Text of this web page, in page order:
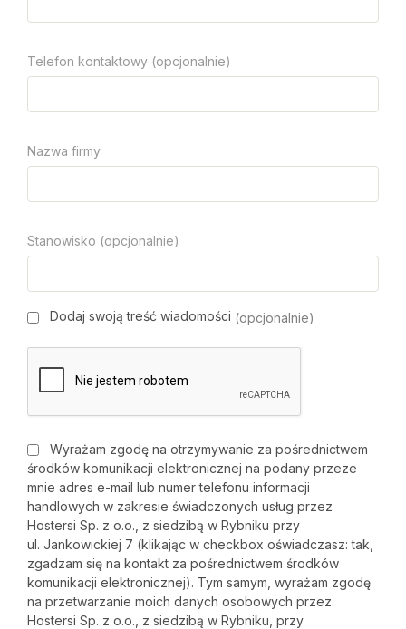
Telefon kontaktowy (opcjonalnie)
Nazwa firmy
Stanowisko (opcjonalnie)
Dodaj swoją treść wiadomości (opcjonalnie)
Wyrażam zgodę na otrzymywanie za pośrednictwem
środków komunikacji elektronicznej na podany przeze
mnie adres e-mail lub numer telefonu informacji
handlowych w zakresie świadczonych usług przez
Hostersi Sp. z o.o., z siedzibą w Rybniku przy
ul. Jankowickiej 7 (klikając w checkbox oświadczasz: tak,
zgadzam się na kontakt za pośrednictwem środków
komunikacji elektronicznej). Tym samym, wyrażam zgodę
na przetwarzanie moich danych osobowych przez
Hostersi Sp. z o.o., z siedzibą w Rybniku, przy